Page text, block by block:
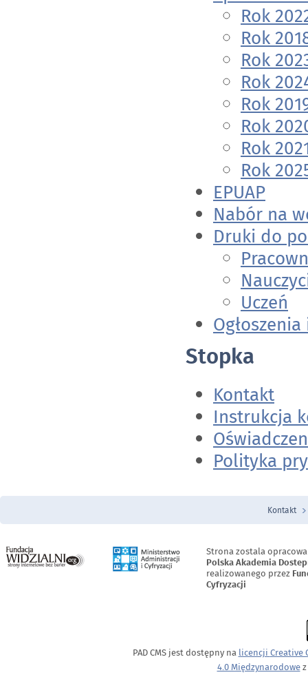
Rok
Rok
Rok
Rok
Rok
Rok
Rok
Rok
EPUAP
Nabór na
Druki do
Uczeń
Stopka
Kontakt
Instrukcja
Polityka
Menu Stopka
Kontakt
Strona zostala
Polska Akademia
realizowanego przez
Cyfryzacji
PAD CMS jest dostępny na licencji Creative
4.0 Międzynarodowez